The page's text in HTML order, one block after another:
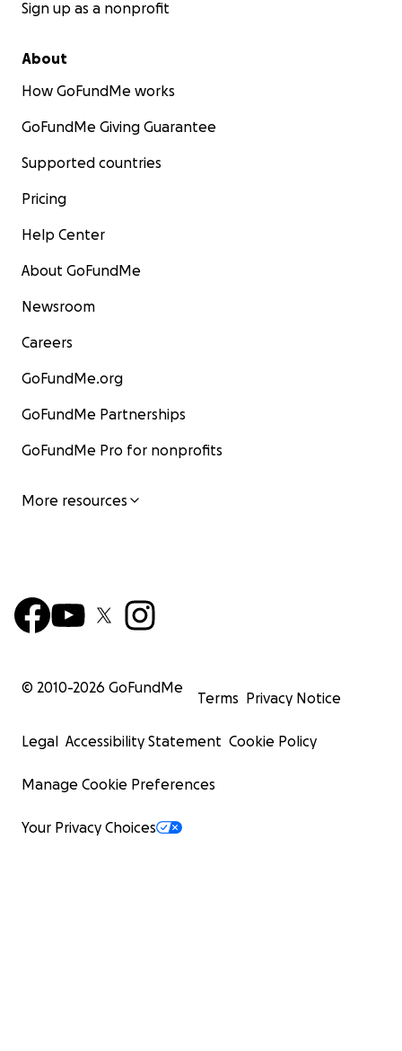
Sign up as a nonprofit
About
How GoFundMe works
GoFundMe Giving Guarantee
Supported countries
Pricing
Help Center
About GoFundMe
Newsroom
Careers
GoFundMe.org
GoFundMe Partnerships
GoFundMe Pro for nonprofits
More resources
© 2010-2026 GoFundMe
Terms Privacy Notice
Legal Accessibility Statement Cookie Policy
Manage Cookie Preferences
Your Privacy Choices